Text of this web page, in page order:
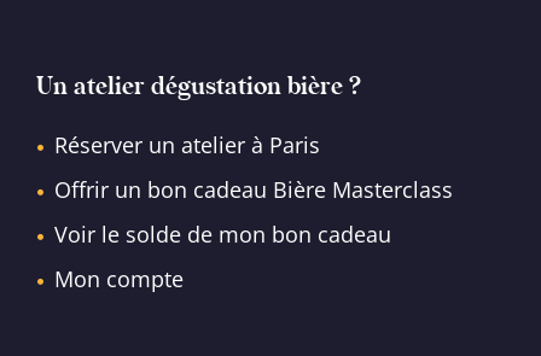
Un atelier dégustation bière ?
Réserver un atelier à Paris
Offrir un bon cadeau Bière Masterclass
Voir le solde de mon bon cadeau
Mon compte